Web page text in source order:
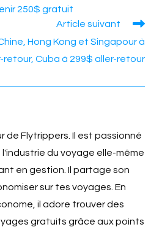
st
p
p
250$ gratuit
Article suivant
Hong Kong et Singapour à
retour, Cuba à 299$ aller-retour
Flytrippers. Il est passionné
du voyage elle-même
en gestion. Il partage son
sur tes voyages. En
il adore trouver des
gratuits grâce aux points